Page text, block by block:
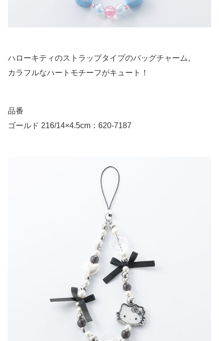
ハローキティのストラップタイプのバッグチャーム。
カラフルなハートモチーフがキュート！
品番
ゴールド 216/14×4.5cm：620-7187